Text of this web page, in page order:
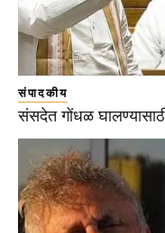
संपादकीय
संसदेत गोंधळ